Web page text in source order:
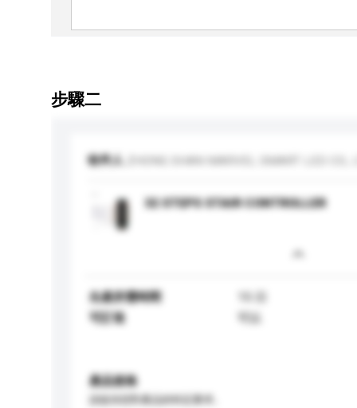
步驟二
收件人
32 STEPS STAIR CONTROLLER
生產所需時間
可訂造
可以
產品規格